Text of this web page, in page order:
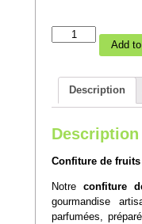
Confiture
de
passion
Add
Description
Description
Confiture de
Notreconfiture
gourmandise
parfumées,